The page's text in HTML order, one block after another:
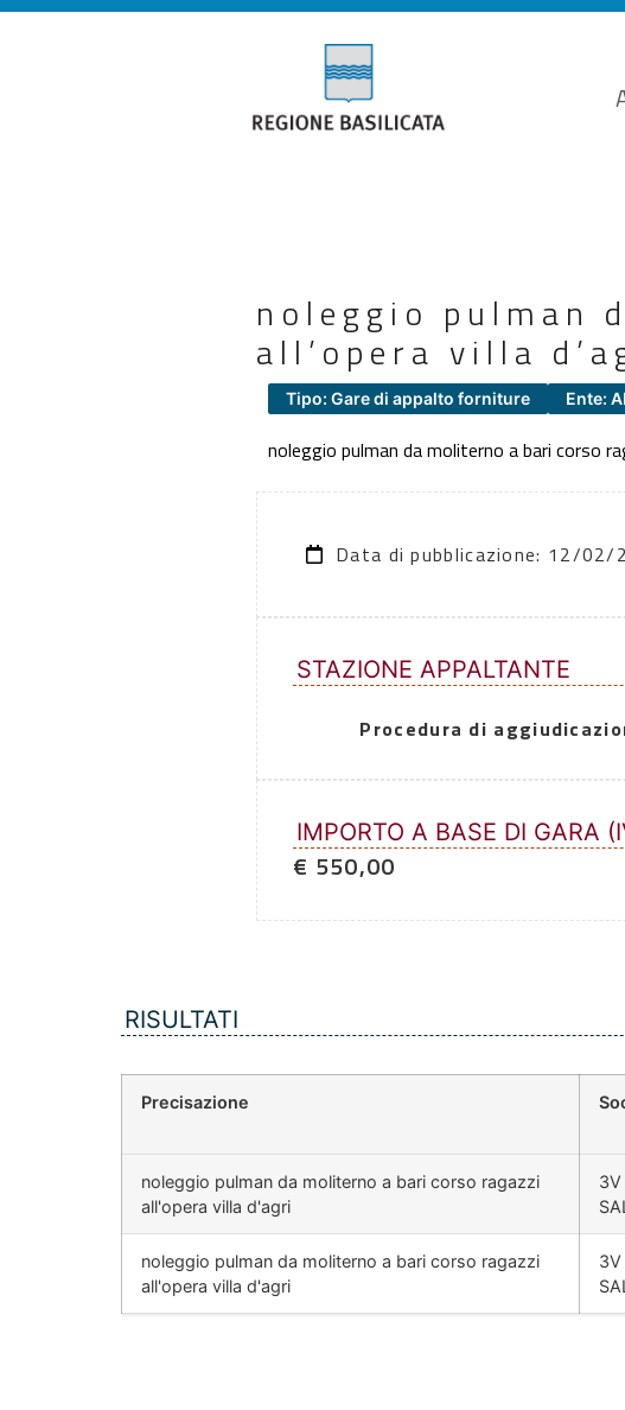
noleggio pulman
all’opera villa
Tipo: Gare di appalto forniture Ente:
noleggio pulman da moliterno a bari corso
Data di pubblicazione: 12/02/
STAZIONE APPALTANTE
Procedura di
IMPORTO A BASE DI GARA
€ 550,00
RISULTATI
Precisazione
noleggio pulman da moliterno a bari corso ragazzi
all'opera villa d'agri
3V
noleggio pulman da moliterno a bari corso ragazzi
all'opera villa d'agri
3V